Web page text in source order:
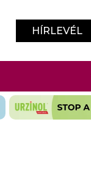
HÍRLEVÉL